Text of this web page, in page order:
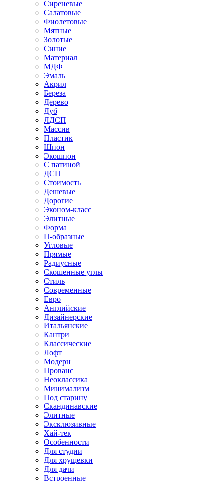
Сиреневые
Салатовые
Фиолетовые
Мятные
Золотые
Синие
Материал
МДФ
Эмаль
Акрил
Береза
Дерево
Дуб
ЛДСП
Массив
Пластик
Шпон
Экошпон
С патиной
ДСП
Стоимость
Дешевые
Дорогие
Эконом-класс
Элитные
Форма
П-образные
Угловые
Прямые
Радиусные
Скошенные углы
Стиль
Современные
Евро
Английские
Дизайнерские
Итальянские
Кантри
Классические
Лофт
Модерн
Прованс
Неоклассика
Минимализм
Под старину
Скандинавские
Элитные
Эксклюзивные
Хай-тек
Особенности
Для студии
Для хрущевки
Для дачи
Встроенные